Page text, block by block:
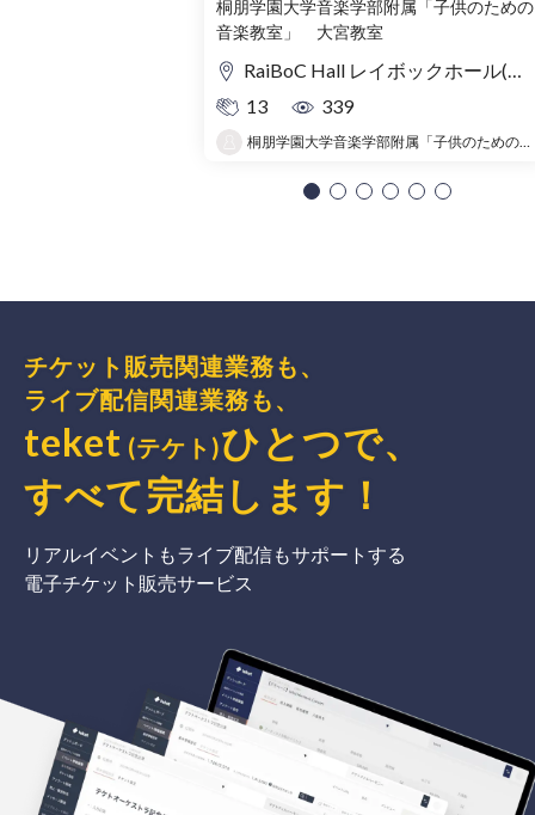
コンサート」〜出かけよう！音
の旅〜
桐朋学園大学音楽学部附属「子供のための
音楽教室」 大宮教室
RaiBoC Hall レイボックホール(市民会館おおみや) 5F リハーサルルーム・レクリエーションルーム
13
339
桐朋学園大学音楽学部附属「子供のための音楽教室 」大宮教室
チケット販売関連業務も、
ライブ配信関連業務も、
teket (テケト)ひとつで、
すべて完結 します ！
リアルイベントもライブ配信もサポートする
電子チケット販売サービス